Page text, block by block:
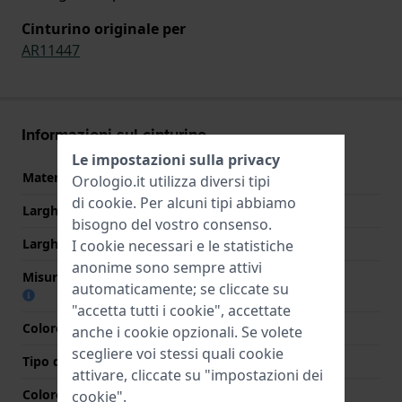
Cinturino originale per
AR11447
Informazioni sul cinturino
Materiale Cinturino
Pelle
Larghezza cinturino
14 mm
Larghezza tra Anse
14 mm
Misura cinturino alla fibbia
12 mm
Colore cinturino
Verde
Tipo di chiusura
Fibbia
Colore Chiusura
Le impostazioni sulla privacy
Orologio.it utilizza diversi tipi
di cookie. Per alcuni tipi abbiamo
bisogno del vostro consenso.
I cookie necessari e le statistiche
anonime sono sempre attivi
automaticamente; se cliccate su
"accetta tutti i cookie", accettate
anche i cookie opzionali. Se volete
scegliere voi stessi quali cookie
attivare, cliccate su "impostazioni dei
cookie".